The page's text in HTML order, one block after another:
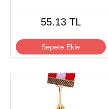
55.13 TL
Sepete Ekle